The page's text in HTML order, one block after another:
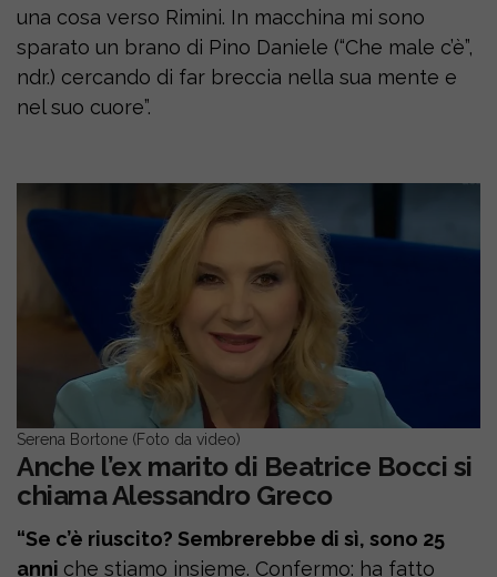
una cosa verso Rimini. In macchina mi sono
sparato un brano di Pino Daniele (“Che male c’è”,
ndr.) cercando di far breccia nella sua mente e
nel suo cuore”.
Serena Bortone (Foto da video)
Anche l’ex marito di Beatrice Bocci si
chiama Alessandro Greco
“Se c’è riuscito? Sembrerebbe di sì, sono 25
anni che stiamo insieme. Confermo: ha fatto